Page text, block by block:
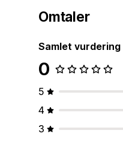
Omtaler
Samlet vurdering
0
5
4
3